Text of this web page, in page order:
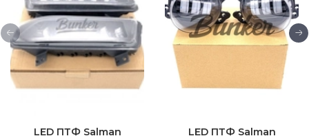
LED ПТФ Salman LED ПТФ Salman